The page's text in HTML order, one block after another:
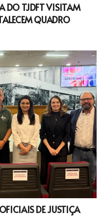
DO TJDFT VISITAM
QUADRO
DE JUSTIÇA